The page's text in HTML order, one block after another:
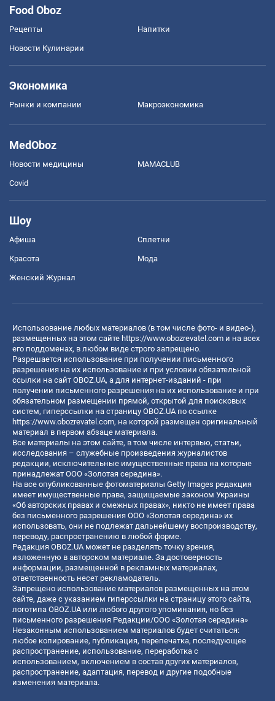
Food Oboz
Рецепты Напитки
Новости Кулинарии
Экономика
Рынки и компании Mакроэкономика
MedOboz
Новости медицины MAMACLUB
Covid
Шоу
Афиша Сплетни
Красота Мода
Женский Журнал
Использование любых материалов (в том числе фото- и видео-),
размещенных на этом сайте https://www.obozrevatel.com и на всех
его поддоменах, в любом виде строго запрещено.
Разрешается использование при получении письменного
разрешения на их использование и при условии обязательной
ссылки на сайт OBOZ.UA, а для интернет-изданий - при
получении письменного разрешения на их использование и при
обязательном размещении прямой, открытой для поисковых
систем, гиперссылки на страницу OBOZ.UA по ссылке
https://www.obozrevatel.com, на которой размещен оригинальный
материал в первом абзаце материала.
Все материалы на этом сайте, в том числе интервью, статьи,
исследования – служебные произведения журналистов
редакции, исключительные имущественные права на которые
принадлежат ООО «Золотая середина».
На все опубликованные фотоматериалы Getty Images редакция
имеет имущественные права, защищаемые законом Украины
«Об авторских правах и смежных правах», никто не имеет права
без письменного разрешения ООО «Золотая середина» их
использовать, они не подлежат дальнейшему воспроизводству,
переводу, распространению в любой форме.
Редакция OBOZ.UA может не разделять точку зрения,
изложенную в авторском материале. За достоверность
информации, размещенной в рекламных материалах,
ответственность несет рекламодатель.
Запрещено использование материалов размещенных на этом
сайте, даже с указанием гиперссылки на страницу этого сайта,
логотипа OBOZ.UA или любого другого упоминания, но без
письменного разрешения Редакции/ООО «Золотая середина»
Незаконным использованием материалов будет считаться:
любое копирование, публикация, перепечатка, последующее
распространение, использование, переработка с
использованием, включением в состав других материалов,
распространение, адаптация, перевод и другие подобные
изменения материала.